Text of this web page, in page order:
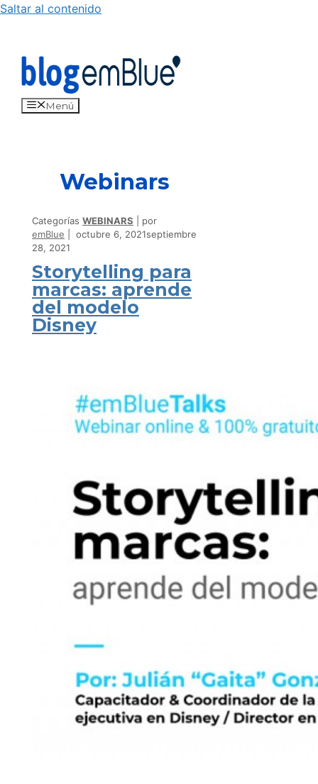
Saltar al contenido
Menú
Webinars
Categorías WEBINARS
por
emBlue
octubre 6, 2021septiembre
28, 2021
Storytelling para
marcas: aprende
del modelo
Disney